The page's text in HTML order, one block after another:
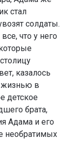
стал
солдаты.
что у него
казалось
жизнью в
детское
брата,
Адама и его
необратимых